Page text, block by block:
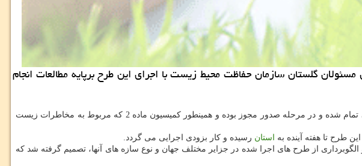
گلستان سازمان حفاظت محیط زیست با اجرای این طرح برپایه مطالعات انجام
رضا مروتی معاون هماهنگی امور عمرانی استاندار گلستان در این زمینه به خبرنگار ایرنا اظهار داشت: پرونده طرح مطالعاتی تمام شده و در مرحله صدور مجوز بوده و همینطور كمیسیون ماده 2 كه مربوط به مخاطرات زیست
طرح تا هفته آینده به
استان رسیده و كار بزودی اجرایی می گردد.
جوانب زیست محیطی و الگوبرداری از طرح های اجرا شده در جزایر مختلف جهان و نوع سازه های آنها، تصمیم گرفته شد كه